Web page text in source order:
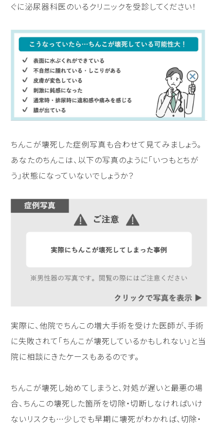
ぐに泌尿器科医のいるクリニックを受診してください！
ちんこが壊死した症例写真も合わせて見てみましょう。
あなたのちんこは、以下の写真のように「いつもとちが
う」状態になっていないでしょうか？
実際に、他院でちんこの増大手術を受けた医師が、手術
に失敗されて「ちんこが壊死しているかもしれない」と当
院に相談にきたケースもあるのです。
ちんこが壊死し始めてしまうと、対処が遅いと最悪の場
合、ちんこの壊死した箇所を切除・切断しなければいけ
ないリスクも…少しでも早期に壊死がわかれば、切除・